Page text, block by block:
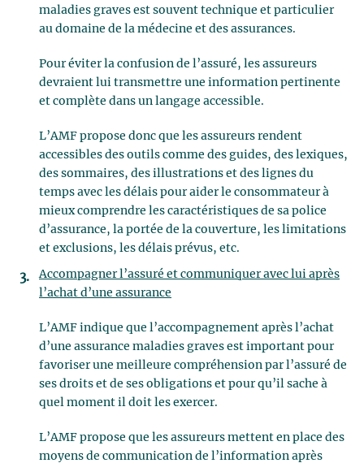
maladies graves est souvent technique et particulier
au domaine de la médecine et des assurances.
Pour éviter la confusion de l’assuré, les assureurs
devraient lui transmettre une information pertinente
et complète dans un langage accessible.
L’AMF propose donc que les assureurs rendent
accessibles des outils comme des guides, des lexiques,
des sommaires, des illustrations et des lignes du
temps avec les délais pour aider le consommateur à
mieux comprendre les caractéristiques de sa police
d’assurance, la portée de la couverture, les limitations
et exclusions, les délais prévus, etc.
Accompagner l’assuré et communiquer avec lui après
l’achat d’une assurance
L’AMF indique que l’accompagnement après l’achat
d’une assurance maladies graves est important pour
favoriser une meilleure compréhension par l’assuré de
ses droits et de ses obligations et pour qu’il sache à
quel moment il doit les exercer.
L’AMF propose que les assureurs mettent en place des
moyens de communication de l’information après